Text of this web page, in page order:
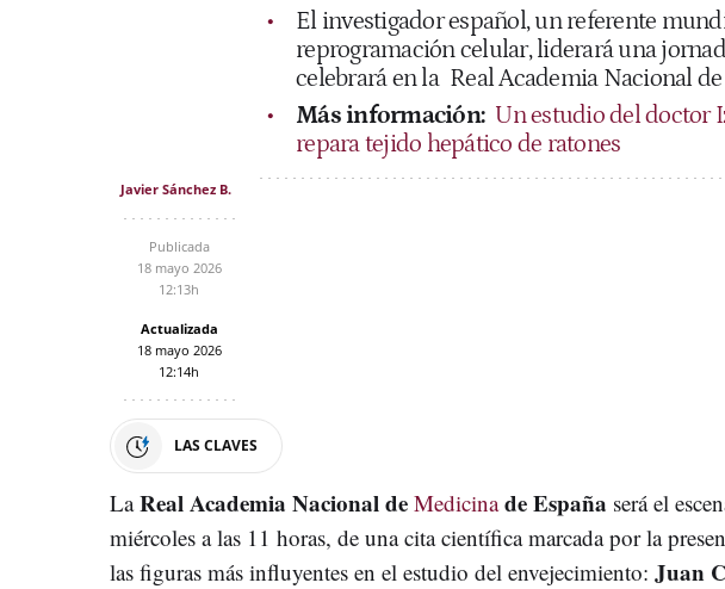
El investigador español, un referente
reprogramación celular, liderará una
celebrará en la Real Academia Nacional
Más información: Un estudio del doctor
repara tejido hepático de ratones
Javier Sánchez B.
Publicada
18 mayo 2026
12:13h
Actualizada
18 mayo 2026
12:14h
LAS CLAVES
LaReal Academia Nacional de Medicinade España será el
miércoles a las 11 horas, de una cita científica marcada por la
las figuras más influyentes en el estudio del envejecimiento: Juan